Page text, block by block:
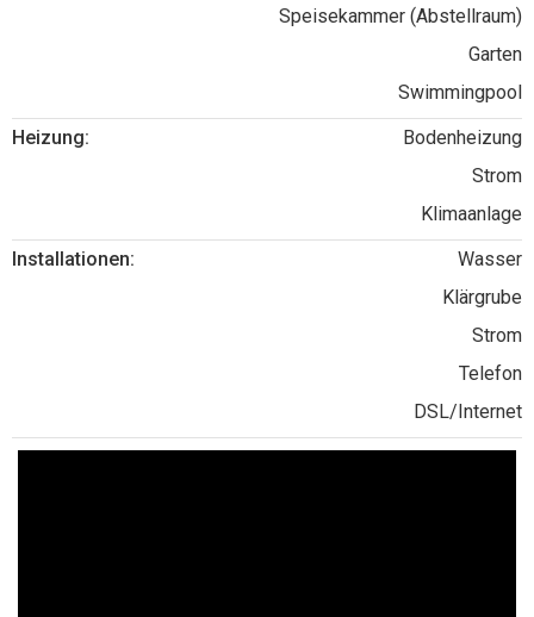
Speisekammer (Abstellraum)
Garten
Swimmingpool
Heizung:
Bodenheizung
Strom
Klimaanlage
Installationen:
Wasser
Klärgrube
Strom
Telefon
DSL/Internet